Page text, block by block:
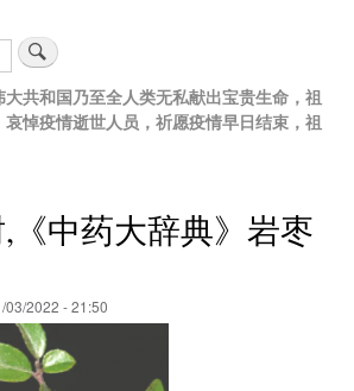
共和国乃至全人类无私献出宝贵生命，祖
悼疫情逝世人员，祈愿疫情早日结束，祖
《中药大辞典》岩枣
03/2022 - 21:50